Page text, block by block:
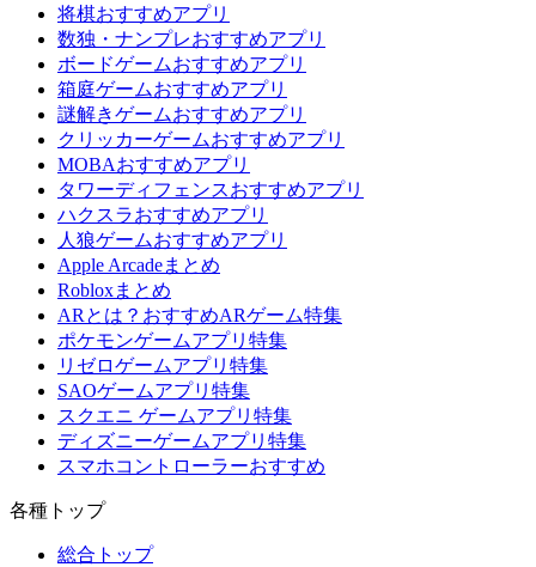
将棋おすすめアプリ
数独・ナンプレおすすめアプリ
ボードゲームおすすめアプリ
箱庭ゲームおすすめアプリ
謎解きゲームおすすめアプリ
クリッカーゲームおすすめアプリ
MOBAおすすめアプリ
タワーディフェンスおすすめアプリ
ハクスラおすすめアプリ
人狼ゲームおすすめアプリ
Apple Arcadeまとめ
Robloxまとめ
ARとは？おすすめARゲーム特集
ポケモンゲームアプリ特集
リゼロゲームアプリ特集
SAOゲームアプリ特集
スクエニ ゲームアプリ特集
ディズニーゲームアプリ特集
スマホコントローラーおすすめ
各種トップ
総合トップ